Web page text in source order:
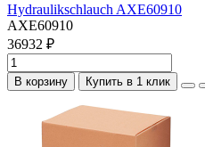
Hydraulikschlauch AXE60910
AXE60910
36932 ₽
В корзину Купить в 1 клик